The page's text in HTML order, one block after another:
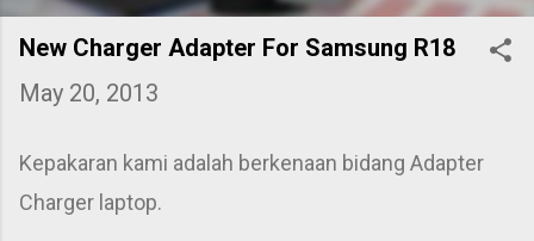
New Charger Adapter For Samsung R18
May 20, 2013
Kepakaran kami adalah berkenaan bidang Adapter
Charger laptop.